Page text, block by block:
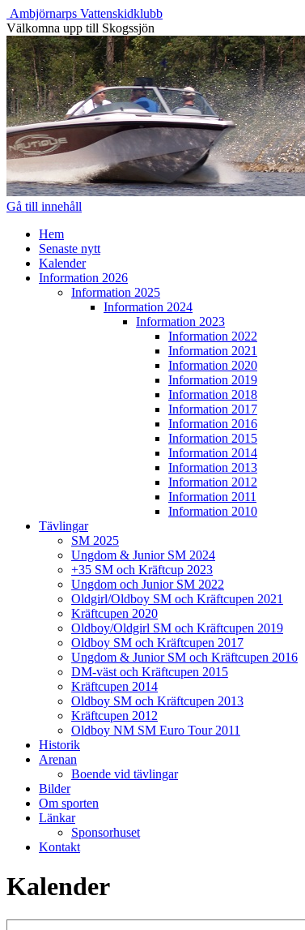
Ambjörnarps Vattenskidklubb
Välkomna upp till Skogssjön
Gå till innehåll
Hem
Senaste nytt
Kalender
Information 2026
Information 2025
Information 2024
Information 2023
Information 2022
Information 2021
Information 2020
Information 2019
Information 2018
Information 2017
Information 2016
Information 2015
Information 2014
Information 2013
Information 2012
Information 2011
Information 2010
Tävlingar
SM 2025
Ungdom & Junior SM 2024
+35 SM och Kräftcup 2023
Ungdom och Junior SM 2022
Oldgirl/Oldboy SM och Kräftcupen 2021
Kräftcupen 2020
Oldboy/Oldgirl SM och Kräftcupen 2019
Oldboy SM och Kräftcupen 2017
Ungdom & Junior SM och Kräftcupen 2016
DM-väst och Kräftcupen 2015
Kräftcupen 2014
Oldboy SM och Kräftcupen 2013
Kräftcupen 2012
Oldboy NM SM Euro Tour 2011
Historik
Arenan
Boende vid tävlingar
Bilder
Om sporten
Länkar
Sponsorhuset
Kontakt
Kalender